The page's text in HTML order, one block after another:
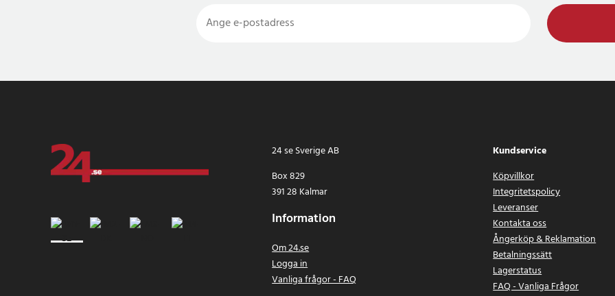
24 se Sverige AB
Box 829
391 28 Kalmar
Information
Om 24.se
Logga in
Vanliga frågor - FAQ
Kundservice
Köpvillkor
Integritetspolicy
Leveranser
Kontakta oss
Ångerköp & Reklamation
Betalningssätt
Lagerstatus
FAQ - Vanliga Frågor